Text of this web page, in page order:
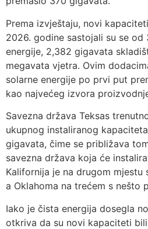
Prema izvještaju, novi
2026. godine sastojali su se
energije, 2,382 gigavata
megavata vjetra. Ovim
solarne energije po prvi put
kao najvećeg izvora
Savezna država Teksas
ukupnog instaliranog
gigavata, čime se približava
savezna država koja će
Kalifornija je na drugom
a Oklahoma na trećem s nešto
Iako je čista energija dosegla
otkriva da su novi kapaciteti